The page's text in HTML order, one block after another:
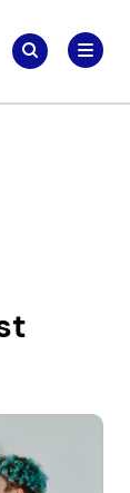
Zoeken
naar:
Zoeken